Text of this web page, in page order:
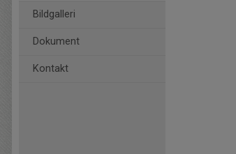
Bildgalleri
Dokument
Kontakt